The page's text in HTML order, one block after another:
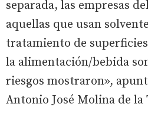
separada, las empresas
aquellas que usan
tratamiento de
la alimentación/bebida
riesgos mostraron»,
Antonio José Molina de la